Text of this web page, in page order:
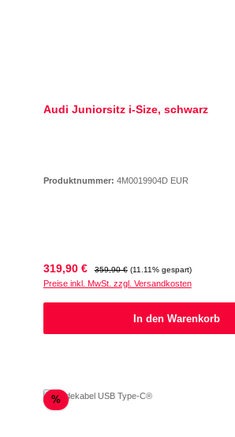
Audi Juniorsitz i-Size, schwarz
Produktnummer: 4M0019904D EUR
Verkaufspreis:
319,90 € Regulärer Preis:
359,90 € (11.11% gespart)
Preise inkl. MwSt. zzgl. Versandkosten
In den Warenkorb
%Rabatt